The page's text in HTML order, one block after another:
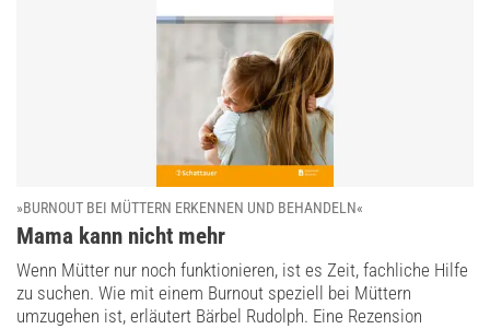
»BURNOUT BEI MÜTTERN ERKENNEN UND BEHANDELN«
:
Mama kann nicht mehr
Wenn Mütter nur noch funktionieren, ist es Zeit, fachliche Hilfe
zu suchen. Wie mit einem Burnout speziell bei Müttern
umzugehen ist, erläutert Bärbel Rudolph. Eine Rezension